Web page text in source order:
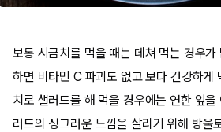
보통 시금치를 먹을 때는 데쳐 먹는 경우
하면 비타민 C 파괴도 없고 보다 건강하게
치로 샐러드를 해 먹을 경우에는 연한 잎
러드의 싱그러운 느낌을 살리기 위해 방울